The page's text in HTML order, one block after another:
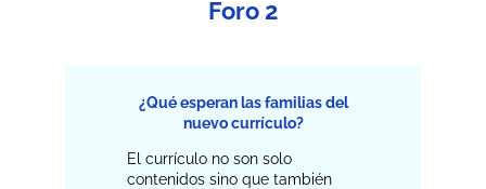
Foro 2
¿Qué esperan las familias del
nuevo currículo?
El currículo no son solo
contenidos sino que también